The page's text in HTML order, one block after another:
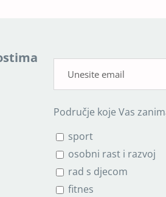
Područje koje Vas
sport
osobni rast i razvoj
rad s djecom
fitnes